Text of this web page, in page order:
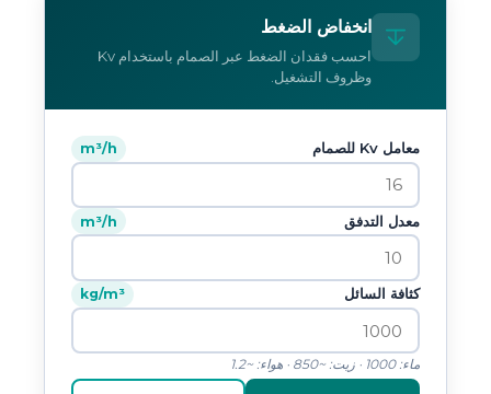
انخفاض الضغط
احسب فقدان الضغط عبر الصمام باستخدام Kv
وظروف التشغيل.
معامل Kv للصمام m³/h
معدل التدفق m³/h
كثافة السائل kg/m³
ماء: 1000 · زيت: ~850 · هواء: ~1.2